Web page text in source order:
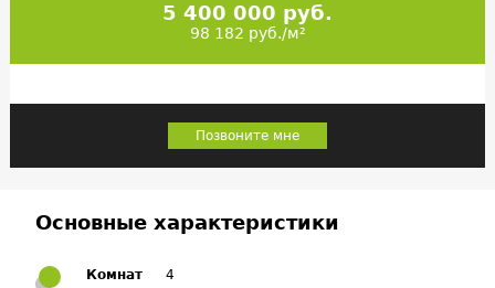
5 400 000 руб.
98 182 руб./м²
Позвоните мне
Основные характеристики
Комнат 4